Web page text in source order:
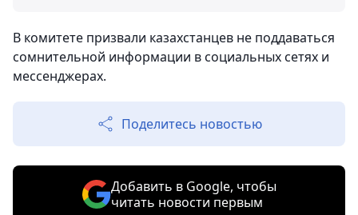
В комитете призвали казахстанцев не поддаваться
сомнительной информации в социальных сетях и
мессенджерах.
Поделитесь новостью
Добавить в Google, чтобы
читать новости первым